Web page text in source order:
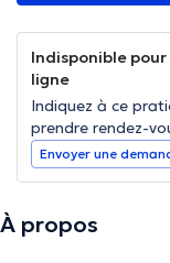
Indisponible
ligne
Indiquez à ce
prendre rendez-
Envoyer une
À propos